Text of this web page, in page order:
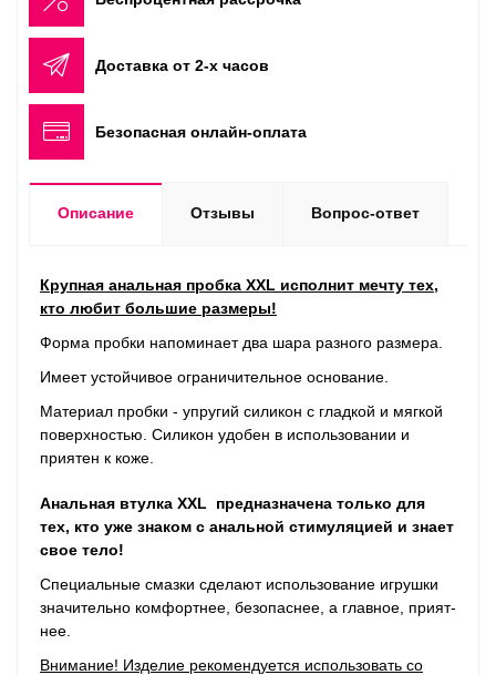
Доставка от 2-х часов
Безопасная онлайн-оплата
Описание Отзывы Вопрос-ответ
Круп­ная анальная пробка XXL испол­нит мечту тех,
кто любит большие разме­ры!
Форма пробки напоминает два шара разного размера.
Имеет устойчивое ограничительное основание.
Мате­риал пробки - упругий сили­кон с глад­кой и мяг­кой
поверх­но­стью. Сили­кон удо­бен в исполь­зо­ва­нии и
приятен к коже.
Анальная втулка XXL предназначена только для
тех, кто уже зна­ком с аналь­ной стиму­ляцией и знает
свое тело!
Специальные смазки сде­лают использование игрушки
зна­чи­тельно комфорт­нее, без­опас­нее, а глав­ное, при­ят­
нее.
Внимание! Изделие рекомендуется использовать со